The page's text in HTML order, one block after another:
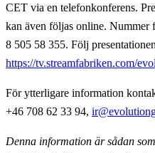
CET via en telefonkonferens.
kan även följas online. Nummer
8 505 58 355. Följ
https://tv.streamfabriken.com/
För ytterligare information
+46 708 62 33 94,
Denna information är sådan